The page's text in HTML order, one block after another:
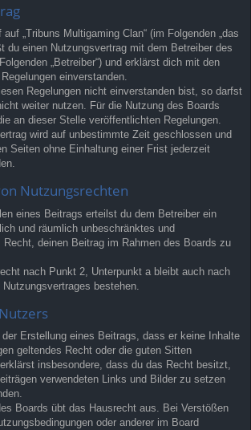
„Tribuns Multigaming Clan“ (im Folgenden „das
du einen Nutzungsvertrag mit dem Betreiber des
„Betreiber“) und erklärst dich mit den
einverstanden.
Regelungen nicht einverstanden bist, so darfst
weiter nutzen. Für die Nutzung des Boards
an dieser Stelle veröffentlichten Regelungen.
wird auf unbestimmte Zeit geschlossen und
Seiten ohne Einhaltung einer Frist jederzeit
Nutzungsrechten
eines Beitrags erteilst du dem Betreiber ein
und räumlich unbeschränktes und
Recht, deinen Beitrag im Rahmen des Boards zu
nach Punkt 2, Unterpunkt a bleibt auch nach
bestehen.
Erstellung eines Beitrags, dass er keine Inhalte
geltendes Recht oder die guten Sitten
insbesondere, dass du das Recht besitzt,
verwendeten Links und Bilder zu setzen
Boards übt das Hausrecht aus. Bei Verstößen
oder anderer im Board